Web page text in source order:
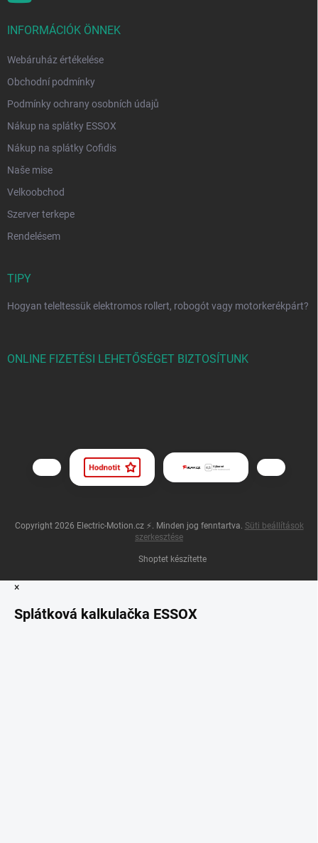
INFORMÁCIÓK ÖNNEK
Webáruház értékelése
Obchodní podmínky
Podmínky ochrany osobních údajů
Nákup na splátky ESSOX
Nákup na splátky Cofidis
Naše mise
Velkoobchod
Szerver terkepe
Rendelésem
TIPY
Hogyan teleltessük elektromos rollert, robogót vagy motorkerékpárt?
ONLINE FIZETÉSI LEHETŐSÉGET BIZTOSÍTUNK
Shoptet készítette
Copyright 2026 Electric-Motion.cz ⚡. Minden jog fenntartva. Süti beállítások
szerkesztése
×
Splátková kalkulačka ESSOX